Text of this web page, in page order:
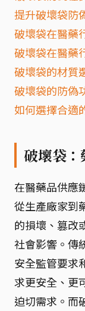
提升破壞袋防
破壞袋在醫藥
破壞袋在醫藥
破壞袋的材質
破壞袋的防偽
如何選擇合適
破壞袋：
在醫藥品供應
從生產廠家到
的損壞、篡改
社會影響。傳
安全監管要求
求更安全、更
迫切需求。而